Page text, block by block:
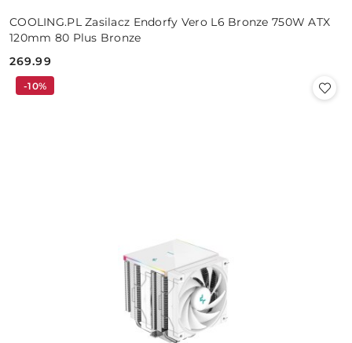
COOLING.PL Zasilacz Endorfy Vero L6 Bronze 750W ATX
120mm 80 Plus Bronze
Cena:
269.99
-10%